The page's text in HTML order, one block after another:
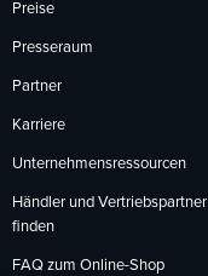
Preise
Presseraum
Partner
Karriere
Unternehmensressourcen
Händler und Vertriebspartner
finden
FAQ zum Online-Shop